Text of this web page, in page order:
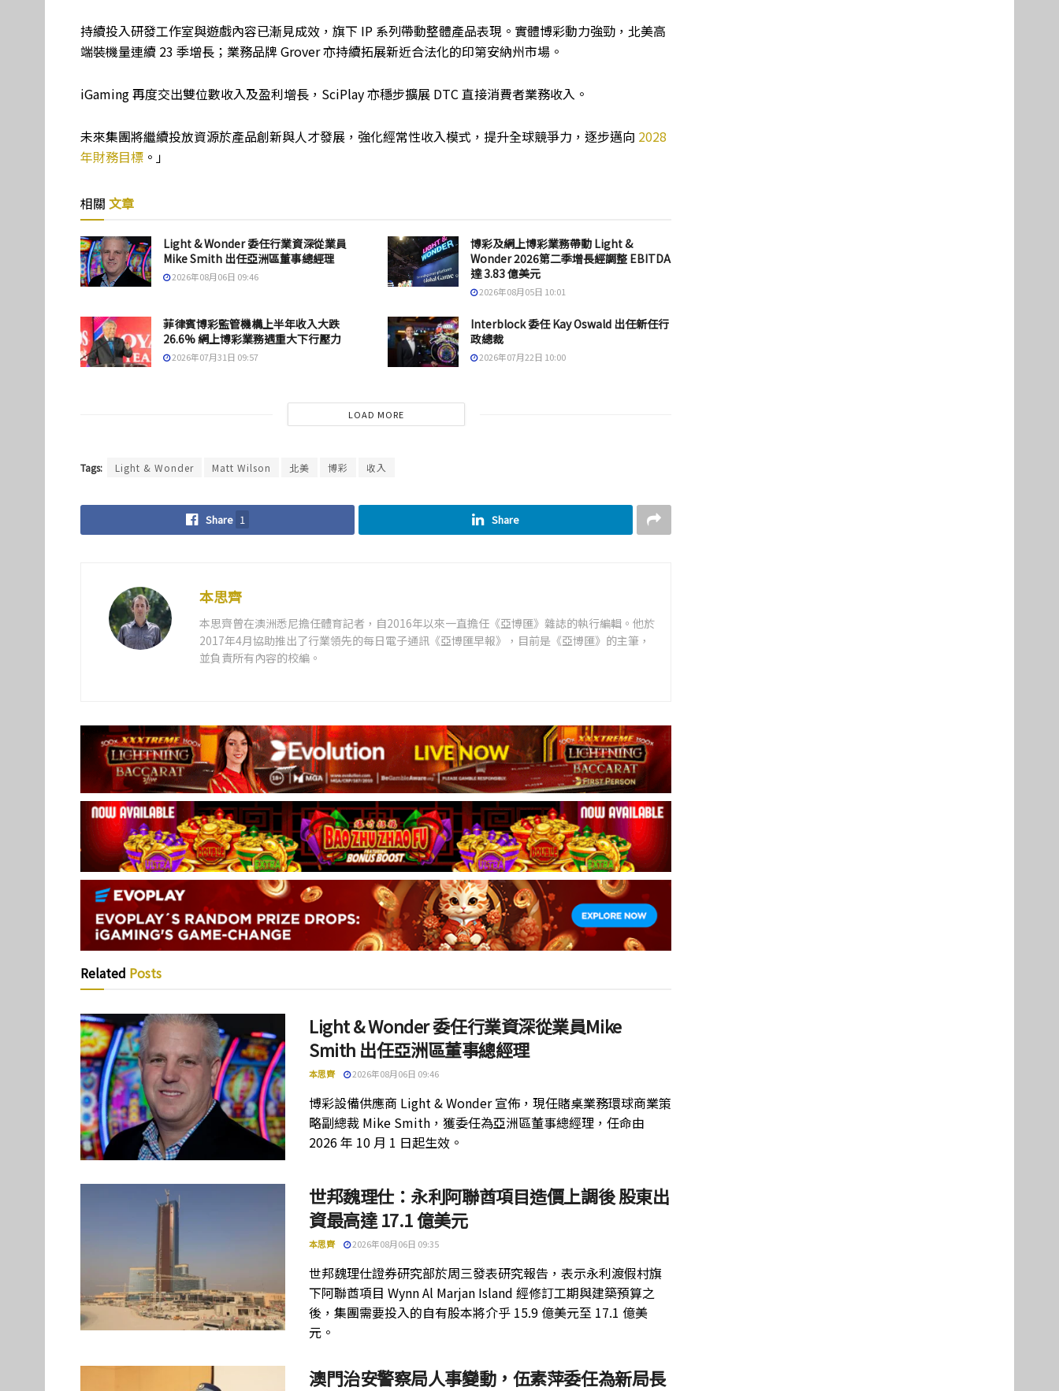
持續投入研發工作室與遊戲內容已漸見成效，旗下 IP 系列帶動整體產品表現。實體博彩動力強勁，北美高
端裝機量連續 23 季增長；業務品牌 Grover 亦持續拓展新近合法化的印第安納州市場。
iGaming 再度交出雙位數收入及盈利增長，SciPlay 亦穩步擴展 DTC 直接消費者業務收入。
未來集團將繼續投放資源於產品創新與人才發展，強化經常性收入模式，提升全球競爭力，逐步邁向 2028
年財務目標 。」
相關 文章
Light & Wonder 委任行業資深從業員
Mike Smith 出任亞洲區董事總經理
2026年08月06日 09:46
博彩及網上博彩業務帶動 Light &
Wonder 2026第二季增長經調整 EBITDA
達 3.83 億美元
2026年08月05日 10:01
菲律賓博彩監管機構上半年收入大跌
26.6% 網上博彩業務遇重大下行壓力
2026年07月31日 09:57
Interblock 委任 Kay Oswald 出任新任行
政總裁
2026年07月22日 10:00
LOAD MORE
Tags: Light & Wonder Matt Wilson 北美 博彩 收入
Share 1 Share
本思齊
本思齊曾在澳洲悉尼擔任體育記者，自2016年以來一直擔任《亞博匯》雜誌的執行編輯。他於
2017年4月協助推出了行業領先的每日電子通訊《亞博匯早報》，目前是《亞博匯》的主筆，
並負責所有內容的校編。
Related Posts
Light & Wonder 委任行業資深從業員Mike
Smith 出任亞洲區董事總經理
本思齊 2026年08月06日 09:46
博彩設備供應商 Light & Wonder 宣佈，現任賭桌業務環球商業策
略副總裁 Mike Smith，獲委任為亞洲區董事總經理，任命由
2026 年 10 月 1 日起生效。
世邦魏理仕：永利阿聯酋項目造價上調後 股東出
資最高達 17.1 億美元
本思齊 2026年08月06日 09:35
世邦魏理仕證券研究部於周三發表研究報告，表示永利渡假村旗
下阿聯酋項目 Wynn Al Marjan Island 經修訂工期與建築預算之
後，集團需要投入的自有股本將介乎 15.9 億美元至 17.1 億美
元。
澳門治安警察局人事變動，伍素萍委任為新局長